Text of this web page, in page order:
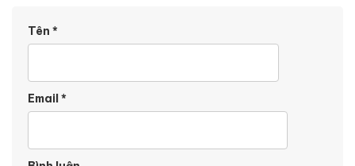
Tên *
Email*